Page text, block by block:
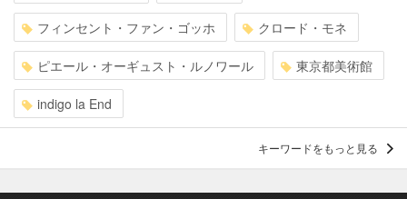
フィンセント・ファン・ゴッホ クロード・モネ
ピエール・オーギュスト・ルノワール 東京都美術館
indigo la End
キーワードをもっと見る